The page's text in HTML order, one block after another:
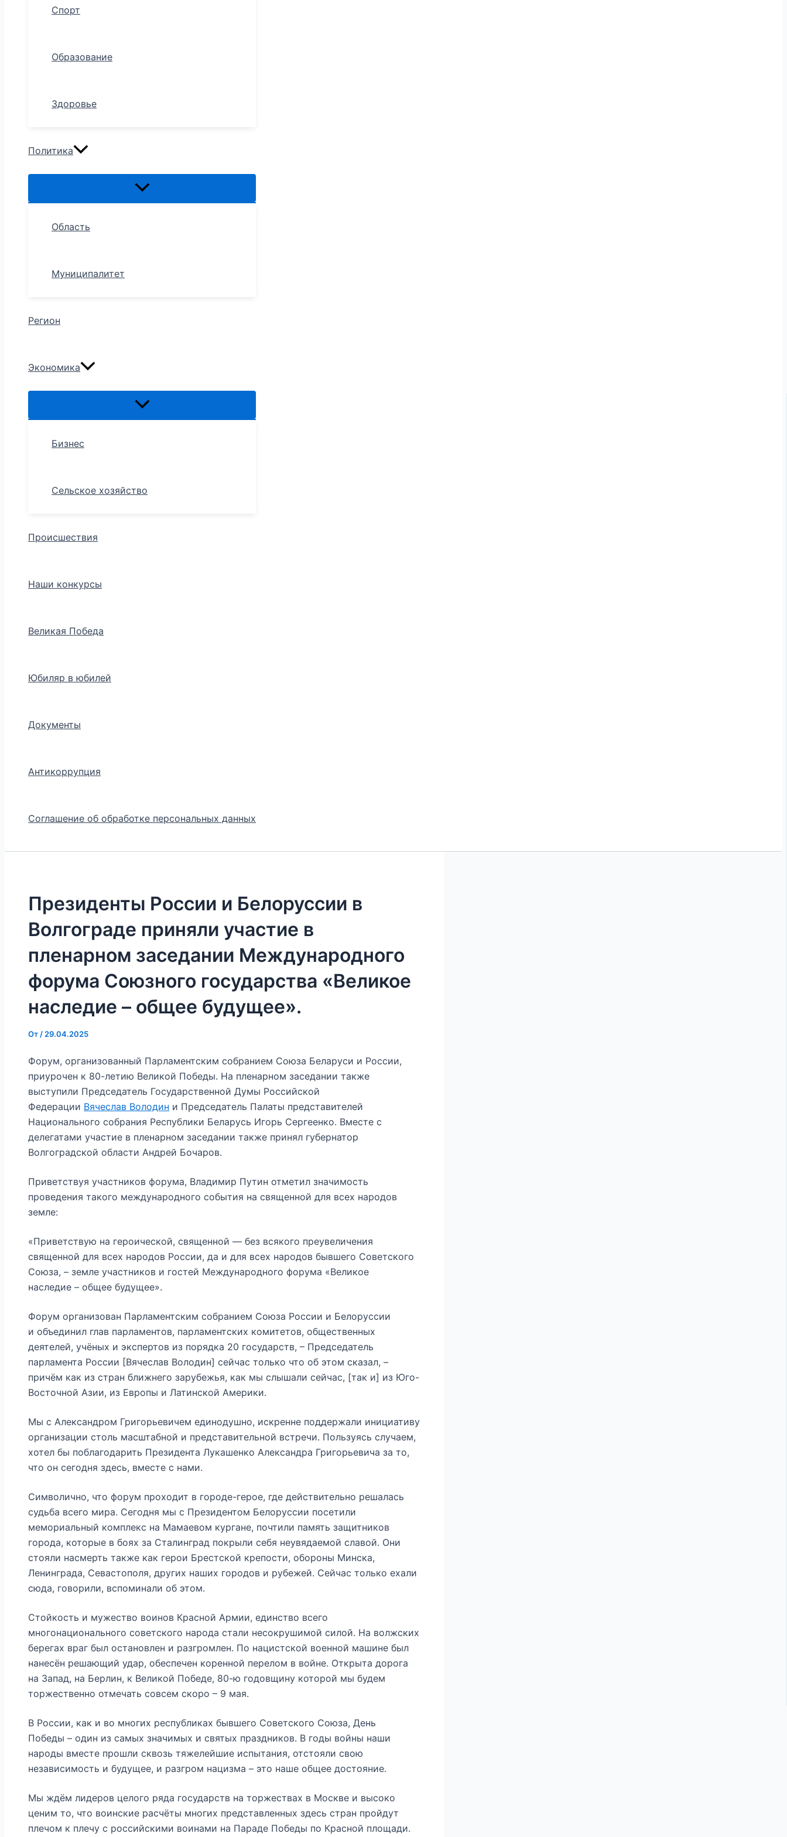
Спорт
Образование
Здоровье
Политика
Область
Муниципалитет
Регион
Экономика
Бизнес
Сельское хозяйство
Происшествия
Наши конкурсы
Великая Победа
Юбиляр в юбилей
Документы
Антикоррупция
Соглашение об обработке персональных данных
Президенты России и Белоруссии в
Волгограде приняли участие в
пленарном заседании Международного
форума Союзного государства «Великое
наследие – общее будущее».
От / 29.04.2025
Форум, организованный Парламентским собранием Союза Беларуси и России,
приурочен к 80-летию Великой Победы. На пленарном заседании также
выступили Председатель Государственной Думы Российской
Федерации Вячеслав Володин и Председатель Палаты представителей
Национального собрания Республики Беларусь Игорь Сергеенко. Вместе с
делегатами участие в пленарном заседании также принял губернатор
Волгоградской области Андрей Бочаров.
Приветствуя участников форума, Владимир Путин отметил значимость
проведения такого международного события на священной для всех народов
земле:
«Приветствую на героической, священной — без всякого преувеличения
священной для всех народов России, да и для всех народов бывшего Советского
Союза, – земле участников и гостей Международного форума «Великое
наследие – общее будущее».
Форум организован Парламентским собранием Союза России и Белоруссии
и объединил глав парламентов, парламентских комитетов, общественных
деятелей, учёных и экспертов из порядка 20 государств, – Председатель
парламента России [Вячеслав Володин] сейчас только что об этом сказал, –
причём как из стран ближнего зарубежья, как мы слышали сейчас, [так и] из Юго-
Восточной Азии, из Европы и Латинской Америки.
Мы с Александром Григорьевичем единодушно, искренне поддержали инициативу
организации столь масштабной и представительной встречи. Пользуясь случаем,
хотел бы поблагодарить Президента Лукашенко Александра Григорьевича за то,
что он сегодня здесь, вместе с нами.
Символично, что форум проходит в городе-герое, где действительно решалась
судьба всего мира. Сегодня мы с Президентом Белоруссии посетили
мемориальный комплекс на Мамаевом кургане, почтили память защитников
города, которые в боях за Сталинград покрыли себя неувядаемой славой. Они
стояли насмерть также как герои Брестской крепости, обороны Минска,
Ленинграда, Севастополя, других наших городов и рубежей. Сейчас только ехали
сюда, говорили, вспоминали об этом.
Стойкость и мужество воинов Красной Армии, единство всего
многонационального советского народа стали несокрушимой силой. На волжских
берегах враг был остановлен и разгромлен. По нацистской военной машине был
нанесён решающий удар, обеспечен коренной перелом в войне. Открыта дорога
на Запад, на Берлин, к Великой Победе, 80-ю годовщину которой мы будем
торжественно отмечать совсем скоро – 9 мая.
В России, как и во многих республиках бывшего Советского Союза, День
Победы – один из самых значимых и святых праздников. В годы войны наши
народы вместе прошли сквозь тяжелейшие испытания, отстояли свою
независимость и будущее, и разгром нацизма – это наше общее достояние.
Мы ждём лидеров целого ряда государств на торжествах в Москве и высоко
ценим то, что воинские расчёты многих представленных здесь стран пройдут
плечом к плечу с российскими воинами на Параде Победы по Красной площади.